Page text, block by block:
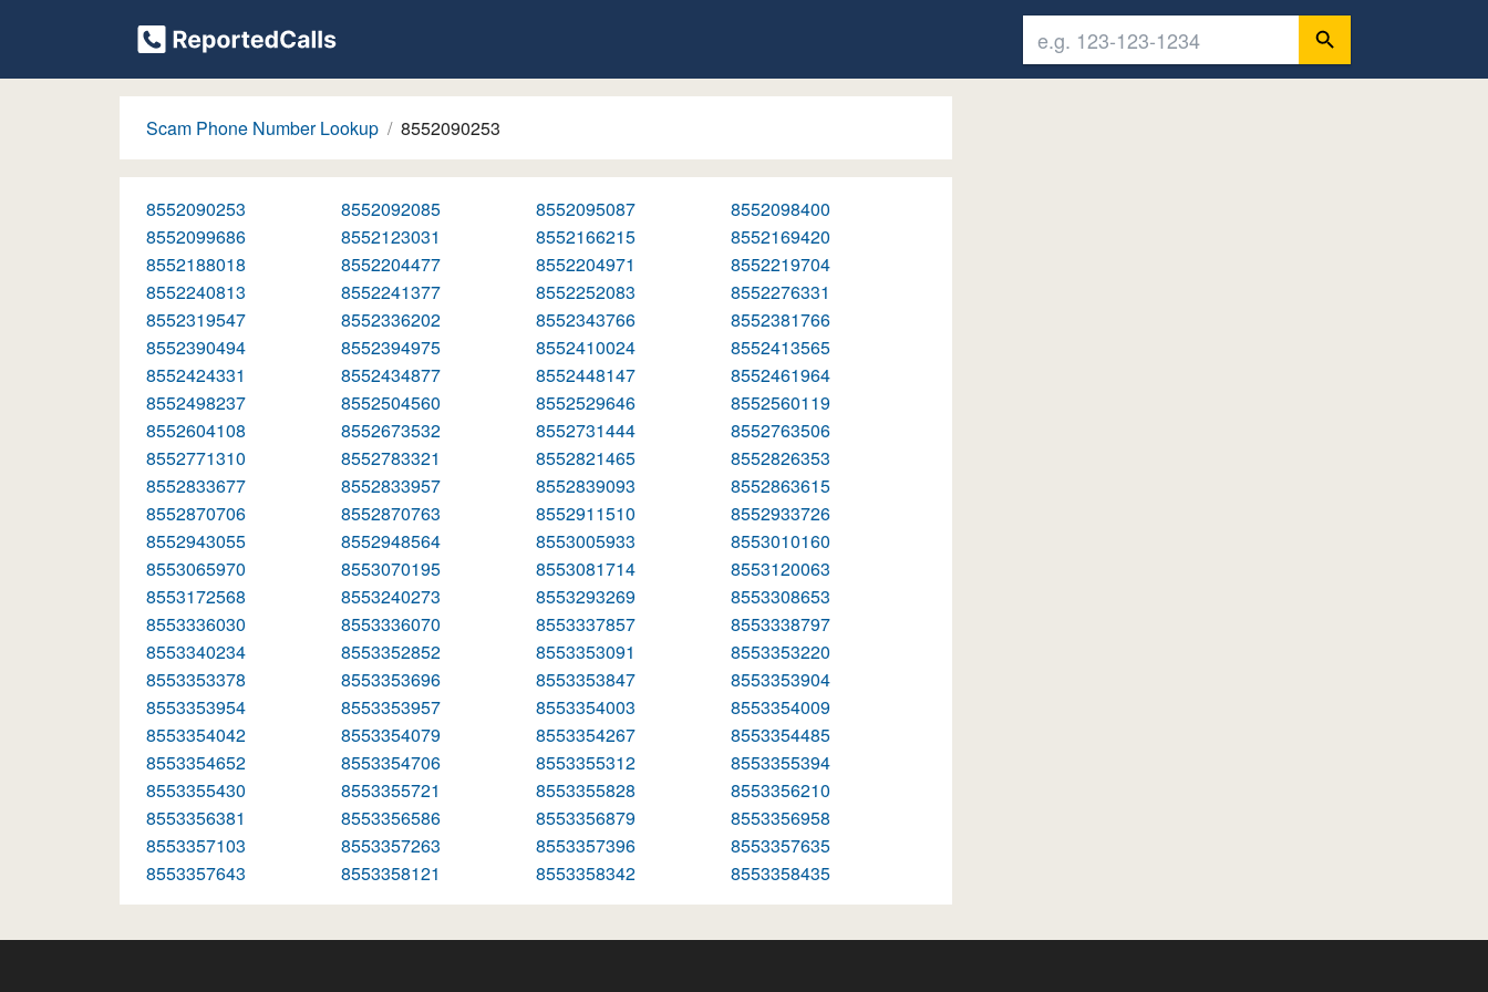
Scam Phone Number Lookup 8552090253
8552090253 8552092085 8552095087
8552098400
8552099686
8552123031 8552166215
8552169420
8552188018
8552204477 8552204971
8552219704
8552240813
8552241377 8552252083
8552276331
8552319547
8552336202 8552343766
8552381766
8552390494
8552394975 8552410024
8552413565
8552424331
8552434877 8552448147
8552461964
8552498237
8552504560 8552529646
8552560119
8552604108
8552673532 8552731444
8552763506
8552771310
8552783321 8552821465
8552826353
8552833677
8552833957 8552839093
8552863615
8552870706
8552870763 8552911510
8552933726
8552943055
8552948564 8553005933
8553010160
8553065970
8553070195 8553081714
8553120063
8553172568
8553240273 8553293269
8553308653
8553336030
8553336070 8553337857
8553338797
8553340234
8553352852 8553353091
8553353220
8553353378
8553353696 8553353847
8553353904
8553353954
8553353957 8553354003
8553354009
8553354042
8553354079 8553354267
8553354485
8553354652
8553354706 8553355312
8553355394
8553355430
8553355721 8553355828
8553356210
8553356381
8553356586 8553356879
8553356958
8553357103
8553357263 8553357396
8553357635
8553357643
8553358121 8553358342 8553358435